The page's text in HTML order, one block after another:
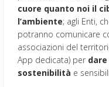
cuore quanto noi il
l’ambiente; agli Enti,
potranno comunicare
associazioni del
App dedicata) per
sostenibilità e